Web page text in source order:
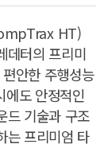
HT)
데터의 프리미
안한 주행성능
도 안정적인
드 기술과 구조
는 프리미엄 타